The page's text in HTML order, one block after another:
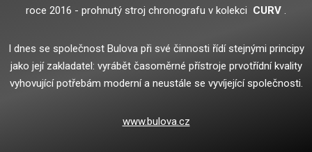
roce 2016 - prohnutý stroj chronografu v kolekci CURV .
I dnes se společnost Bulova při své činnosti řídí stejnými principy
jako její zakladatel: vyrábět časoměrné přístroje prvotřídní kvality
vyhovující potřebám moderní a neustále se vyvíjející společnosti.
www.bulova.cz